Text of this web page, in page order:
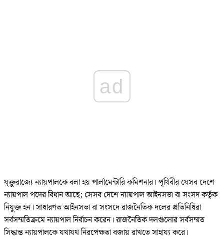
ad
য্ক্তুরাজ্যে ন্যায়পালকে বলা হয় পার্লামেন্টারি কমিশনার। পৃথিবীর যেসব দেশে
ন্যায়পাল পদের বিধান আছে; সেসব দেশে ন্যায়পাল আইনসভা বা সংসদ কর্তৃক
নিযুক্ত হন। সাধারণত আইনসভা বা সংসদে রাজনৈতিক দলের প্রতিনিধিরা
সর্বসম্মতিক্রমে ন্যায়পাল নির্বাচন করেন। রাজনৈতিক দলগুলোর সর্বসম্মত
সিদ্ধান্ত ন্যায়পালকে যথাযথ নিরপেক্ষতা বজায় রাখতে সাহায্য করে।